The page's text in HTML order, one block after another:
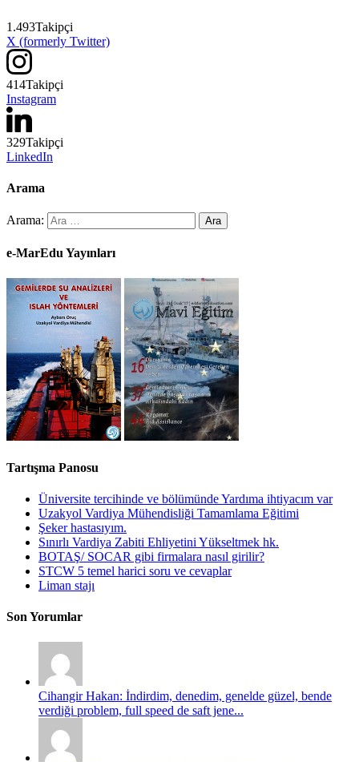
1.493Takipçi
X (formerly Twitter)
414Takipçi
Instagram
329Takipçi
LinkedIn
Arama
Arama:
e-MarEdu Yayınları
Tartışma Panosu
Üniversite tercihinde ve bölümünde Yardıma ihtiyacım var
Uzakyol Vardiya Mühendisliği Tamamlama Eğitimi
Şeker hastasıyım.
Sınırlı Vardiya Zabiti Ehliyetini Yükseltmek hk.
BOTAŞ/ SOCAR gibi firmalara nasıl girilir?
STCW 5 temel harici soru ve cevaplar
Liman stajı
Son Yorumlar
Cihangir Hakan: İndirdim, denedim, genelde güzel, bende
verdiği problem, full speed de saft jene...